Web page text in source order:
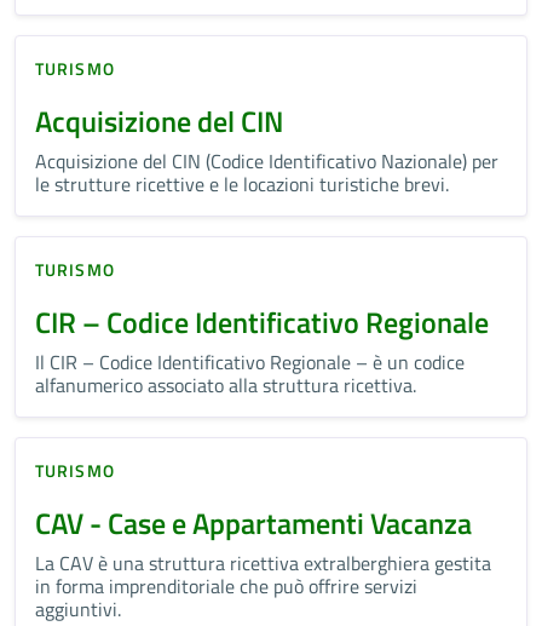
TURISMO
Acquisizione del CIN
Acquisizione del CIN (Codice Identificativo Nazionale) per
le strutture ricettive e le locazioni turistiche brevi.
TURISMO
CIR – Codice Identificativo Regionale
Il CIR – Codice Identificativo Regionale – è un codice
alfanumerico associato alla struttura ricettiva.
TURISMO
CAV - Case e Appartamenti Vacanza
La CAV è una struttura ricettiva extralberghiera gestita
in forma imprenditoriale che può offrire servizi
aggiuntivi.